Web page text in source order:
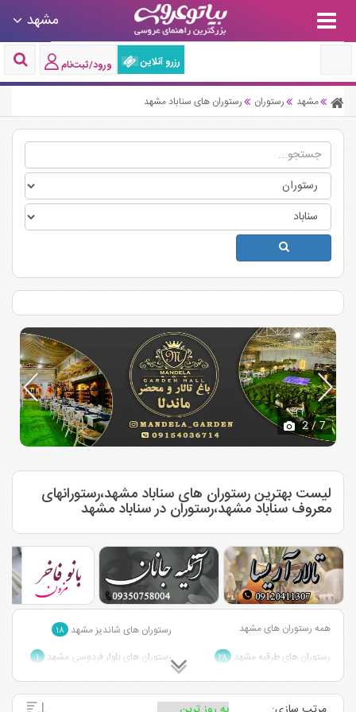
مشهد
رزرو آنلاین ورود/ثبت‌نام
مشهد رستوران رستوران های سناباد مشهد
2/ 7
لیست بهترین رستوران های سناباد مشهد،رستورانهای
معروف سناباد مشهد،رستوران در سناباد مشهد
همه رستوران های مشهد رستوران های شاندیز مشهد ۱۸
رستوران های طرقبه مشهد ۲۸ رستوران های بلوار فردوسی مشهد ۱
رستوران های احمد آباد مشهد ۱۲ رستوران های بزرگراه آسیایی مشهد ۳